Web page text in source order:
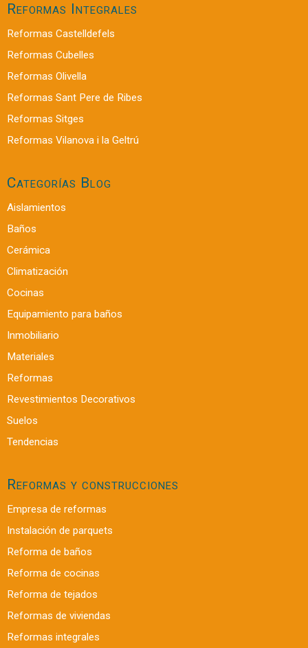
Reformas Integrales
Reformas Castelldefels
Reformas Cubelles
Reformas Olivella
Reformas Sant Pere de Ribes
Reformas Sitges
Reformas Vilanova i la Geltrú
Categorías Blog
Aislamientos
Baños
Cerámica
Climatización
Cocinas
Equipamiento para baños
Inmobiliario
Materiales
Reformas
Revestimientos Decorativos
Suelos
Tendencias
Reformas y construcciones
Empresa de reformas
Instalación de parquets
Reforma de baños
Reforma de cocinas
Reforma de tejados
Reformas de viviendas
Reformas integrales